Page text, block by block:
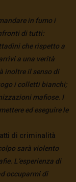
in fumo i
di tutti:
che rispetto a
a una verità
inoltre il senso di
i colletti bianchi;
mafiose. I
ed eseguire le
di criminalità
sarà violento
L’esperienza di
occuparmi di